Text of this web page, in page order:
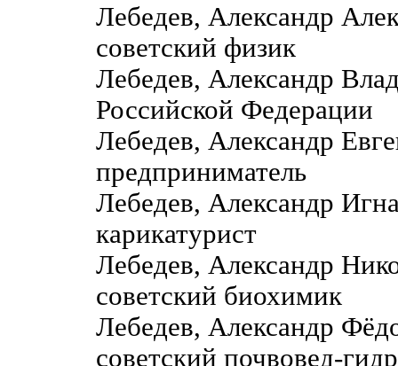
Лебедев, Александр
советский физик
Лебедев, Александр
Российской Федерации
Лебедев, Александр
предприниматель
Лебедев, Александр
карикатурист
Лебедев, Александр
советский биохимик
Лебедев, Александр
советский почвовед-